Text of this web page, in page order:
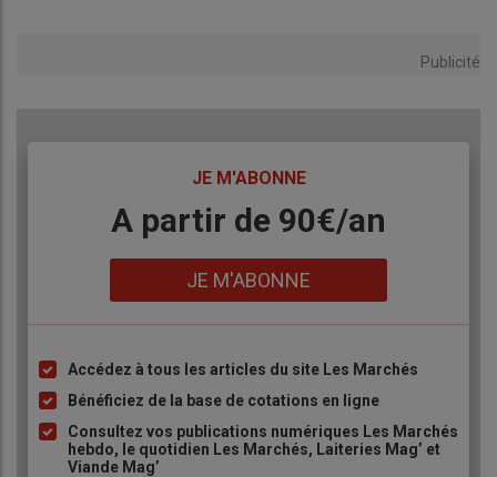
Publicité
JE M'ABONNE
BodyA partir de 90€/an
JE M'ABONNE
Liste
à
puce
Accédez à tous les articles du site Les Marchés
Bénéficiez de la base de cotations en ligne
Consultez vos publications numériques Les Marchés
hebdo, le quotidien Les Marchés, Laiteries Mag’ et
Viande Mag’